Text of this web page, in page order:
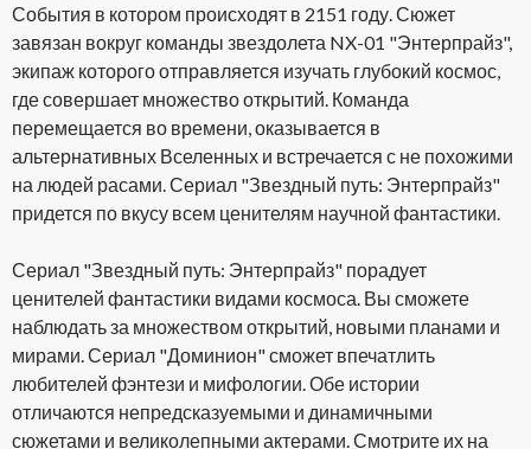
События в котором происходят в 2151 году. Сюжет
завязан вокруг команды звездолета NX-01 "Энтерпрайз",
экипаж которого отправляется изучать глубокий космос,
где совершает множество открытий. Команда
перемещается во времени, оказывается в
альтернативных Вселенных и встречается с не похожими
на людей расами. Сериал "Звездный путь: Энтерпрайз"
придется по вкусу всем ценителям научной фантастики.
Сериал "Звездный путь: Энтерпрайз" порадует
ценителей фантастики видами космоса. Вы сможете
наблюдать за множеством открытий, новыми планами и
мирами. Сериал "Доминион" сможет впечатлить
любителей фэнтези и мифологии. Обе истории
отличаются непредсказуемыми и динамичными
сюжетами и великолепными актерами. Смотрите их на